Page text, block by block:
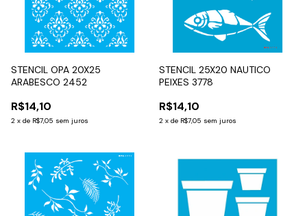
STENCIL OPA 20X25
ARABESCO 2452
R$14,10
2 x de R$7,05 sem juros
STENCIL 25X20 NAUTICO
PEIXES 3778
R$14,10
2 x de R$7,05 sem juros